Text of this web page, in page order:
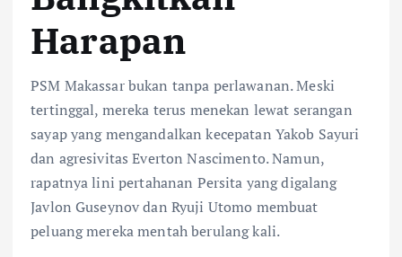
Harapan
PSM Makassar bukan tanpa perlawanan. Meski
tertinggal, mereka terus menekan lewat serangan
sayap yang mengandalkan kecepatan Yakob Sayuri
dan agresivitas Everton Nascimento. Namun,
rapatnya lini pertahanan Persita yang digalang
Javlon Guseynov dan Ryuji Utomo membuat
peluang mereka mentah berulang kali.